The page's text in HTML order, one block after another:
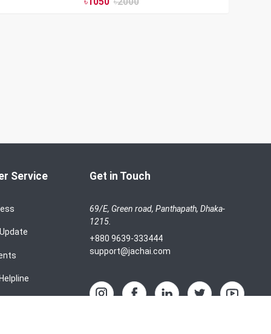
Service Get in Touch
69/E, Green road, Panthapath, Dhaka-
1215.
+880 9639-333444
support@jachai.com